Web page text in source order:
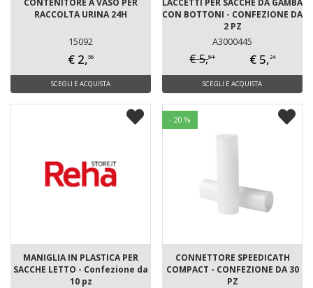
RACCOLTA URINA 24H
15092
€ 2,56
SCEGLI E ACQUISTA
CON BOTTONI - CONFEZIONE DA
2 PZ
A3000445
€ 5,51 € 5,24
SCEGLI E ACQUISTA
MANIGLIA IN PLASTICA PER
SACCHE LETTO - Confezione da
10 pz
- 20 %
CONNETTORE SPEEDICATH
COMPACT - CONFEZIONE DA 30
PZ